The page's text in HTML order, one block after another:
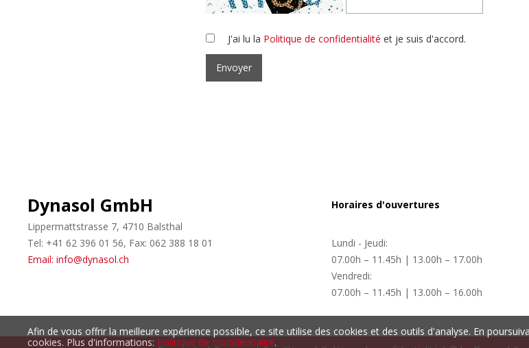
J'ai lu la Politique de confidentialité et je suis d'accord.
Dynasol GmbH
Lippermattstrasse 7, 4710 Balsthal
Tel: +41 62 396 01 56, Fax: 062 388 18 01
Email: info@dynasol.ch
Horaires d'ouvertures
Lundi - Jeudi:
07.00h – 11.45h | 13.00h – 17.00h
Vendredi:
07.00h – 11.45h | 13.00h – 16.00h
Afin de vous offrir la meilleure expérience possible, ce site utilise des cookies et des outils d'analyse. En
cookies. Plus d'informations: Politique de confidentialité.